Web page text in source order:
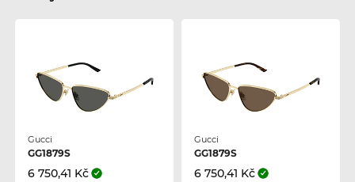
Gucci
GG1879S
6 750,41 Kč
Gucci
GG1879S
6 750,41 Kč